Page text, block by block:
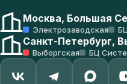
Москва, Большая
Электрозаводская
Санкт-Петербург,
Выборгская БЦ